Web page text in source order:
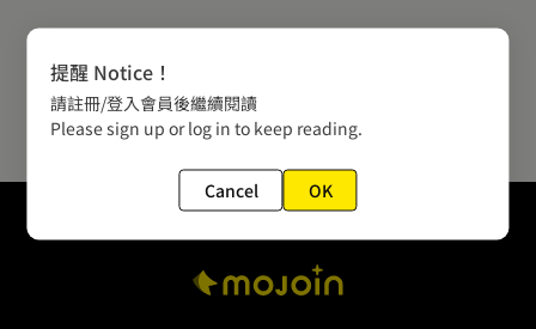
提醒 Notice！
請註冊/登入會員後繼續閱讀
Please sign up or log in to keep reading.
Cancel OK